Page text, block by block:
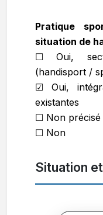
Pratique
situation de
☐ Oui,
(handisport /
☑ Oui,
existantes
☐ Non précisé
☐ Non
Situation